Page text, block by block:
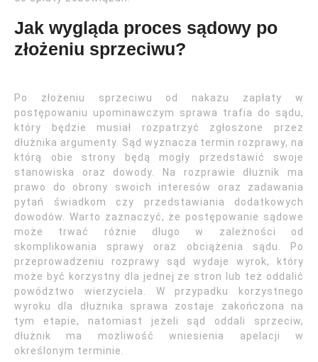
Jak wygląda proces sądowy po
złożeniu sprzeciwu?
Po złożeniu sprzeciwu od nakazu zapłaty w
postępowaniu upominawczym sprawa trafia do sądu,
który będzie musiał rozpatrzyć zgłoszone przez
dłużnika argumenty. Sąd wyznacza termin rozprawy, na
którą obie strony będą mogły przedstawić swoje
stanowiska oraz dowody. Na rozprawie dłużnik ma
prawo do obrony swoich interesów oraz zadawania
pytań świadkom czy przedstawiania dodatkowych
dowodów. Warto zaznaczyć, że postępowanie sądowe
może trwać różnie długo w zależności od
skomplikowania sprawy oraz obciążenia sądu. Po
przeprowadzeniu rozprawy sąd wydaje wyrok, który
może być korzystny dla jednej ze stron lub też oddalić
powództwo wierzyciela. W przypadku korzystnego
wyroku dla dłużnika sprawa zostaje zakończona na
tym etapie, natomiast jeżeli sąd oddali sprzeciw,
dłużnik ma możliwość wniesienia apelacji w
określonym terminie.